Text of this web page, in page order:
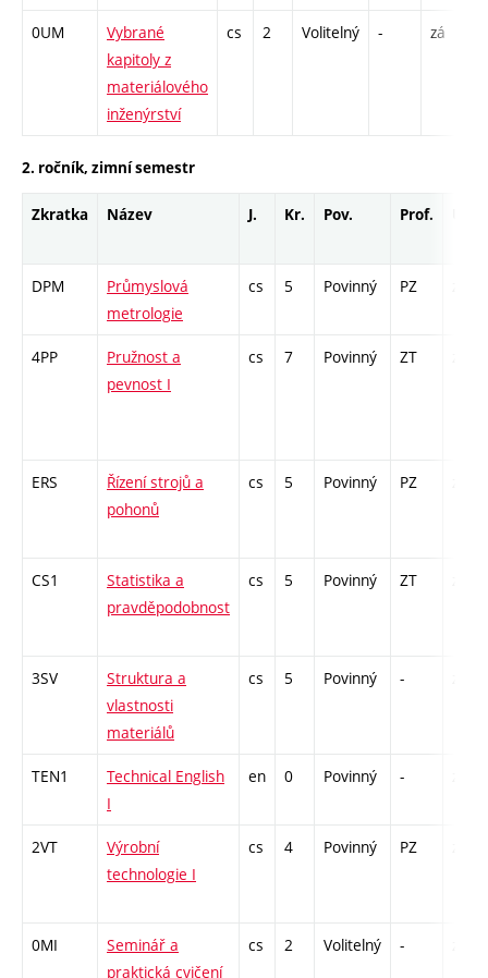
0UM
Vybrané
kapitoly z
materiálového
inženýrství
cs 2 Volitelný - zá
2. ročník, zimní semestr
Zkratka Název J. Kr. Pov. Prof.
DPM
Průmyslová
metrologie
cs 5 Povinný PZ
4PP
Pružnost a
pevnost I
cs 7 Povinný ZT
ERS
Řízení strojů a
pohonů
cs 5 Povinný PZ
CS1
Statistika a
pravděpodobnost
cs 5 Povinný ZT
3SV
Struktura a
vlastnosti
materiálů
cs 5 Povinný -
TEN1
Technical English
I
en 0 Povinný -
2VT
Výrobní
technologie I
cs 4 Povinný PZ
0MI
Seminář a
praktická cvičení
cs 2 Volitelný -